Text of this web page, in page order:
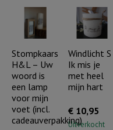
the
light
-
Ivoor
aantal
licht
van
Gods
zoon
-
Stompkaars
H&L – Uw
woord is
een lamp
voor mijn
voet (incl.
cadeauverpakking)
Windlicht S
Ik mis je
met heel
mijn hart
€ 10,95
Uitverkocht